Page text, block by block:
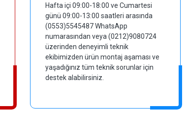
Hafta içi 09:00-18:00 ve Cumartesi
günü 09:00-13:00 saatleri arasında
(0553)5545487 WhatsApp
numarasından veya (0212)9080724
üzerinden deneyimli teknik
ekibimizden ürün montaj aşaması ve
yaşadığınız tüm teknik sorunlar için
destek alabilirsiniz.